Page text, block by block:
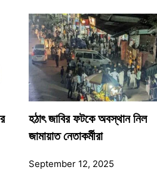
হঠাৎ জাবির ফটকে অবস্থান নিল
জামায়াত নেতাকর্মীরা
September 12, 2025